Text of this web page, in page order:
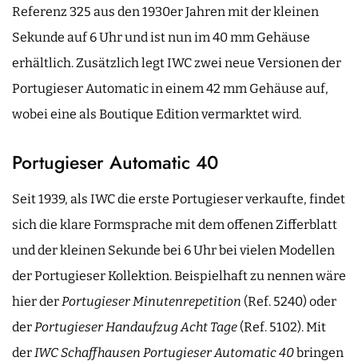
Referenz 325 aus den 1930er Jahren mit der kleinen
Sekunde auf 6 Uhr und ist nun im 40 mm Gehäuse
erhältlich. Zusätzlich legt IWC zwei neue Versionen der
Portugieser Automatic in einem 42 mm Gehäuse auf,
wobei eine als Boutique Edition vermarktet wird.
Portugieser Automatic 40
Seit 1939, als IWC die erste Portugieser verkaufte, findet
sich die klare Formsprache mit dem offenen Zifferblatt
und der kleinen Sekunde bei 6 Uhr bei vielen Modellen
der Portugieser Kollektion. Beispielhaft zu nennen wäre
hier der Portugieser Minutenrepetition (Ref. 5240) oder
der Portugieser Handaufzug Acht Tage (Ref. 5102). Mit
der IWC Schaffhausen Portugieser Automatic 40bringen